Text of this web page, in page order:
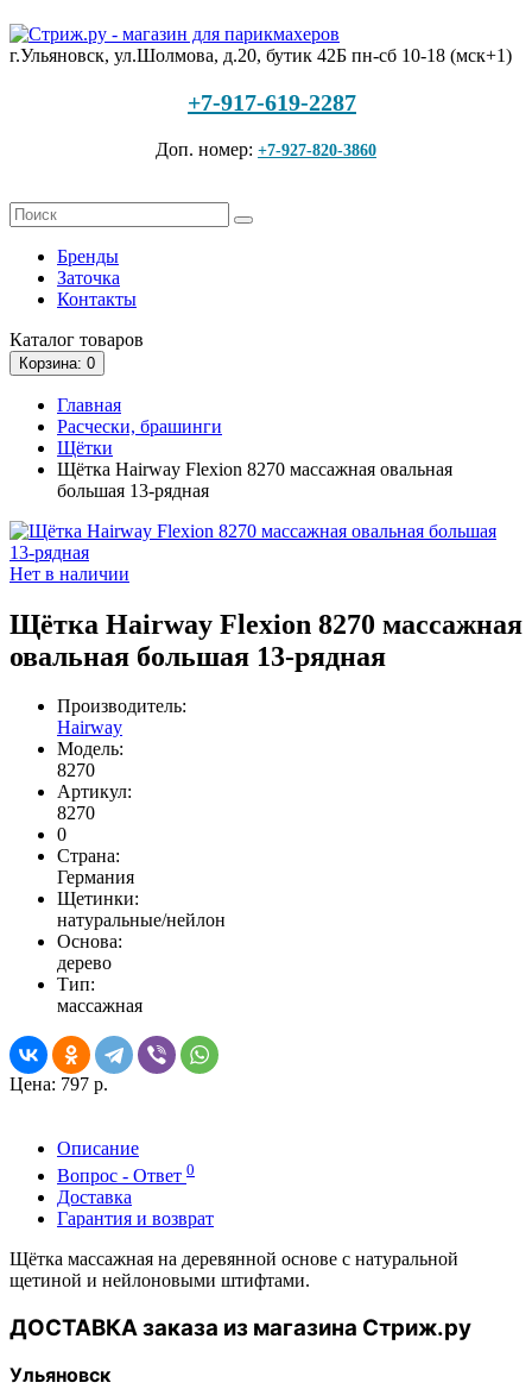
г.Ульяновск, ул.Шолмова, д.20, бутик 42Б пн-сб 10-18 (мск+1)
+7-917-619-2287
Доп. номер: +7-927-820-3860
Бренды
Заточка
Контакты
Каталог товаров
Корзина: 0
Главная
Расчески, брашинги
Щётки
Щётка Hairway Flexion 8270 массажная овальная
большая 13-рядная
Нет в наличии
Щётка Hairway Flexion 8270 массажная
овальная большая 13-рядная
Производитель:
Hairway
Модель:
8270
Артикул:
8270
0
Страна:
Германия
Щетинки:
натуральные/нейлон
Основа:
дерево
Тип:
массажная
Цена: 797 р.
Описание
Вопрос - Ответ 0
Доставка
Гарантия и возврат
Щётка массажная на деревянной основе с натуральной
щетиной и нейлоновыми штифтами.
ДОСТАВКА заказа из магазина Стриж.ру
Ульяновск